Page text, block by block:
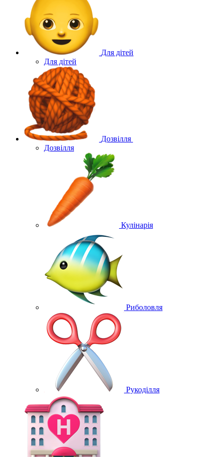
Для дітей
Для дітей
Дозвілля
Дозвілля
Кулінарія
Риболовля
Рукоділля